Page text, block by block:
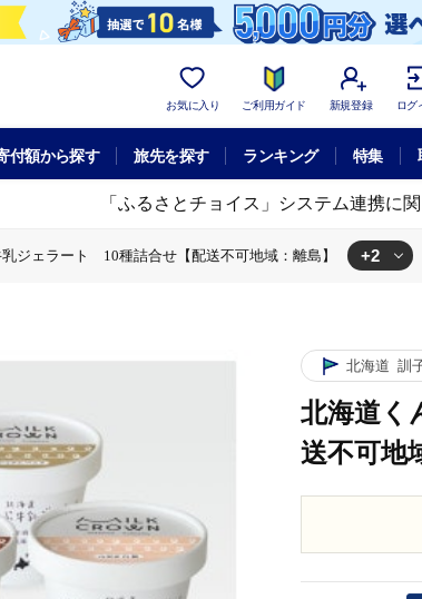
お気に入り ご利用ガイド 新規登録 ログ
付額から探す 旅先を探す ランキング 特集
「ふるさとチョイス」システム連携に
ジェラート 10種詰合せ【配送不可地域：離島】 +2
北海道 訓
北海道く
送不可地